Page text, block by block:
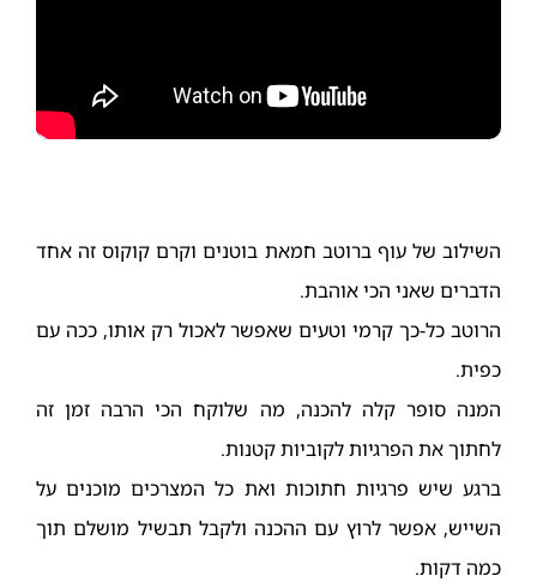
השילוב של עוף ברוטב חמאת בוטנים וקרם קוקוס זה אחד
הדברים שאני הכי אוהבת.
הרוטב כל-כך קרמי וטעים שאפשר לאכול רק אותו, ככה עם
כפית.
המנה סופר קלה להכנה, מה שלוקח הכי הרבה זמן זה
לחתוך את הפרגיות לקוביות קטנות.
ברגע שיש פרגיות חתוכות ואת כל המצרכים מוכנים על
השייש, אפשר לרוץ עם ההכנה ולקבל תבשיל מושלם תוך
כמה דקות.